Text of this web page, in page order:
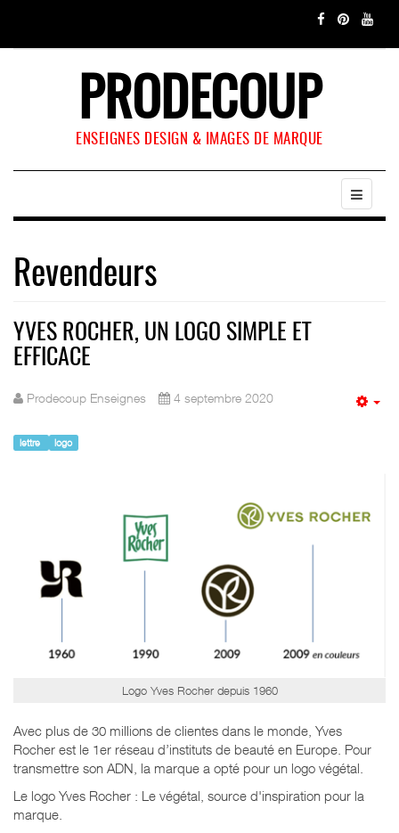
PRODECOUP
ENSEIGNES DESIGN & IMAGES DE MARQUE
Revendeurs
YVES ROCHER, UN LOGO SIMPLE ET
EFFICACE
Prodecoup Enseignes 4 septembre 2020
lettre logo
Logo Yves Rocher depuis 1960
Avec plus de 30 millions de clientes dans le monde, Yves
Rocher est le 1er réseau d’instituts de beauté en Europe. Pour
transmettre son ADN, la marque a opté pour un logo végétal.
Le logo Yves Rocher : Le végétal, source d'inspiration pour la
marque.